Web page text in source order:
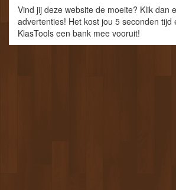
Vind jij deze website de moeite? Klik dan
advertenties! Het kost jou 5 seconden tijd
KlasTools een bank mee vooruit!